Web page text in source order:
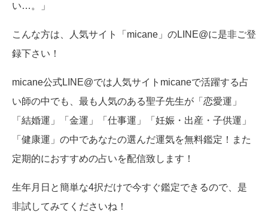
い…。」
こんな方は、人気サイト「micane」のLINE@に是非ご登
録下さい！
micane公式LINE@では人気サイトmicaneで活躍する占
い師の中でも、最も人気のある聖子先生が「恋愛運」
「結婚運」「金運」「仕事運」「妊娠・出産・子供運」
「健康運」の中であなたの選んだ運気を無料鑑定！また
定期的におすすめの占いを配信致します！
生年月日と簡単な4択だけで今すぐ鑑定できるので、是
非試してみてくださいね！